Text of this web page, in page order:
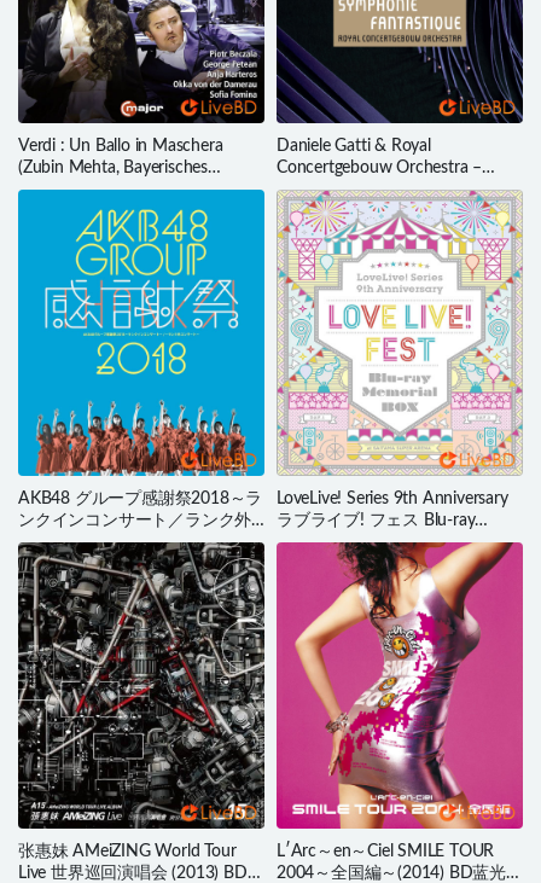
Verdi : Un Ballo in Maschera
(Zubin Mehta, Bayerisches
Staatsorchester) (2018) 4K蓝光原
Daniele Gatti & Royal
Concertgebouw Orchestra –
Berlioz Symphonie Fantastique
(2016) BD蓝光原盘 23.2G
AKB48 グループ感謝祭2018～ラ
ンクインコンサート／ランク外
コンサート～(5BD) (2019) BD蓝
光原盘 162.2G
LoveLive! Series 9th Anniversary
ラブライブ! フェス Blu-ray
Memorial BOX (4BD) (2020) BD
蓝光原盘 142.8G
张惠妹 AMeiZING World Tour
Live 世界巡回演唱会 (2013) BD蓝
L′Arc～en～Ciel SMILE TOUR
2004～全国編～(2014) BD蓝光原